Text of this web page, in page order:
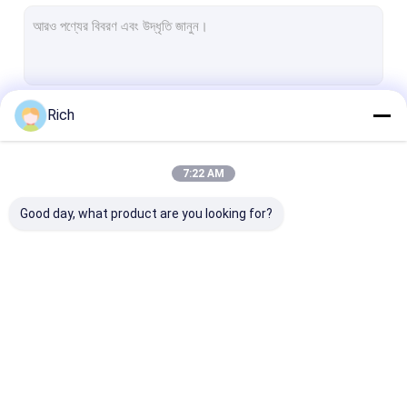
টাচপ্যাড সহ শিল্প কীবোর্ড
মেটাল কীপ্যাড
Rich
7:22 AM
Good day, what product are you looking for?